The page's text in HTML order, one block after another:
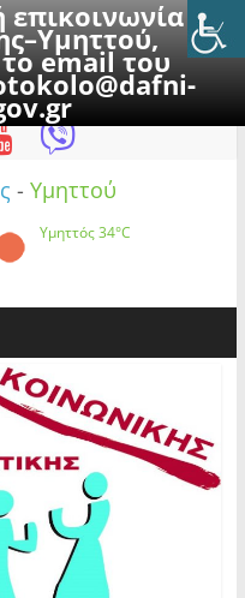
επικοινωνία με
email του
2026
- Υμηττού
Υμηττός34°C